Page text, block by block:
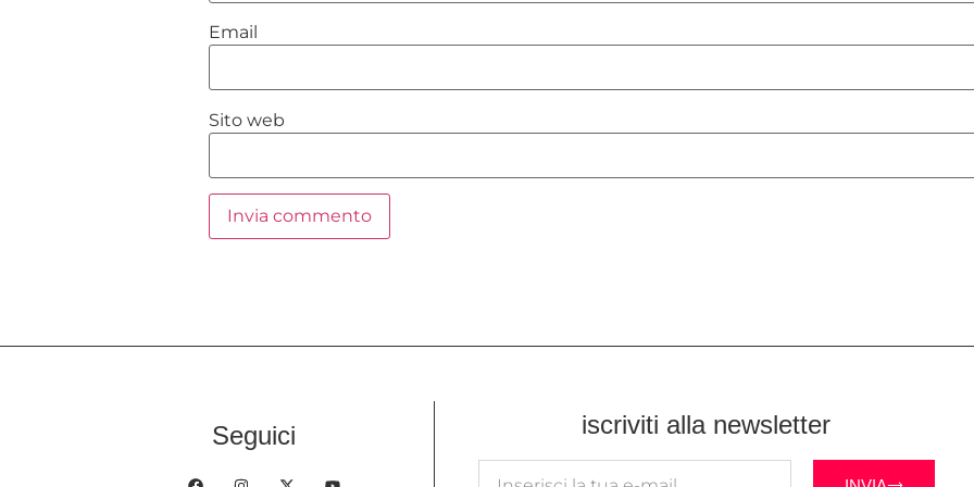
Email
Sito web
Seguici iscriviti alla newsletter